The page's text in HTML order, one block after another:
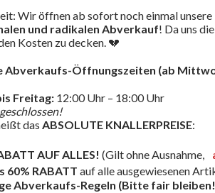
Wir öffnen ab sofort noch einmal
und radikalen Abverkauf! Da uns
Kosten zu decken. 💔
Abverkaufs-Öffnungszeiten (ab
Freitag:12:00 Uhr – 18:00 Uhr
das ABSOLUTE KNALLERPREISE:
AUF ALLES! (Gilt ohne Ausnahme,
60% RABATT auf alle ausgewiesenen
Abverkaufs-Regeln (Bitte fair